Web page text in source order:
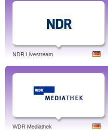
NDR Livestream
WDR Mediathek